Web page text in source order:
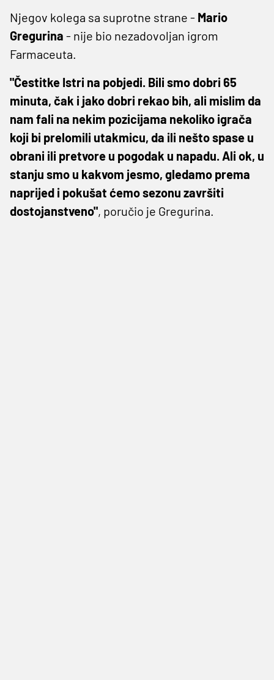
Njegov kolega sa suprotne strane - Mario
Gregurina - nije bio nezadovoljan igrom
Farmaceuta.
"Čestitke Istri na pobjedi. Bili smo dobri 65
minuta, čak i jako dobri rekao bih, ali mislim da
nam fali na nekim pozicijama nekoliko igrača
koji bi prelomili utakmicu, da ili nešto spase u
obrani ili pretvore u pogodak u napadu. Ali ok, u
stanju smo u kakvom jesmo, gledamo prema
naprijed i pokušat ćemo sezonu završiti
dostojanstveno", poručio je Gregurina.